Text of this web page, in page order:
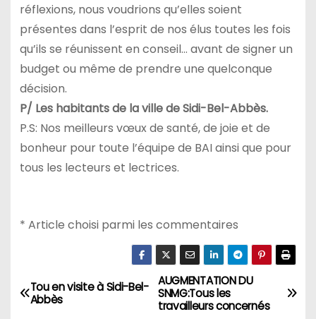
réflexions, nous voudrions qu’elles soient
présentes dans l’esprit de nos élus toutes les fois
qu’ils se réunissent en conseil… avant de signer un
budget ou même de prendre une quelconque
décision.
P/ Les habitants de la ville de Sidi-Bel-Abbès.
P.S: Nos meilleurs vœux de santé, de joie et de
bonheur pour toute l’équipe de BAI ainsi que pour
tous les lecteurs et lectrices.
* Article choisi parmi les commentaires
N
AUGMENTATION DU
SNMG:Tous les
travailleurs concernés
Tou en visite à Sidi-Bel-
Abbès